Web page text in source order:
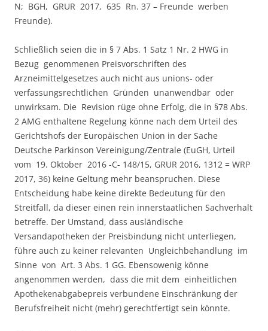
N; BGH, GRUR 2017, 635 Rn. 37 – Freunde werben
Freunde).
Schließlich seien die in § 7 Abs. 1 Satz 1 Nr. 2 HWG in
Bezug genommenen Preisvorschriften des
Arzneimittelgesetzes auch nicht aus unions- oder
verfassungsrechtlichen Gründen unanwendbar oder
unwirksam. Die Revision rüge ohne Erfolg, die in §78 Abs.
2 AMG enthaltene Regelung könne nach dem Urteil des
Gerichtshofs der Europäischen Union in der Sache
Deutsche Parkinson Vereinigung/Zentrale (EuGH, Urteil
vom 19. Oktober 2016 -C- 148/15, GRUR 2016, 1312 = WRP
2017, 36) keine Geltung mehr beanspruchen. Diese
Entscheidung habe keine direkte Bedeutung für den
Streitfall, da dieser einen rein innerstaatlichen Sachverhalt
betreffe. Der Umstand, dass ausländische
Versandapotheken der Preisbindung nicht unterliegen,
führe auch zu keiner relevanten Ungleichbehandlung im
Sinne von Art. 3 Abs. 1 GG. Ebensowenig könne
angenommen werden, dass die mit dem einheitlichen
Apothekenabgabepreis verbundene Einschränkung der
Berufsfreiheit nicht (mehr) gerechtfertigt sein könnte.